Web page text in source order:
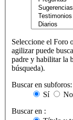
Seleccione el Foro
agilizar puede
padre y habilitar la
búsqueda).
Buscar en subforos:
Sí
No
Buscar en :